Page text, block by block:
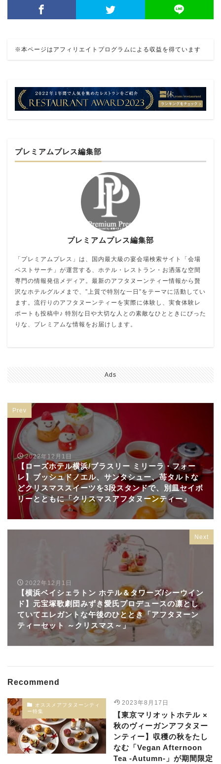
※本ページはアフィリエイトプログラムによる収益を得ています
プレミアムプレス編集部
プレミアムプレス編集部
「プレミアムプレス」は、国内最大級の宴会場検索サイト「会場
ベストサーチ」が運営する、ホテル・レストラン・お洒落な空間
専門の情報発信メディア。最新のアフタヌーンティー情報から贅
沢なホテルグルメまで、”上質で特別な一日”をテーマに活動してい
ます。流行りのアフタヌーンティーを実際に体験し、実食体験レ
ポートも投稿中♪ 特別な日や大切な人との素敵なひとときにぴった
りな、プレミアムな情報をお届けします。
Ads
Prev
2022年12月1日
【ローズホテル横浜/ブラスリー ミリーラ・フォー
レ】ブッシュドノエル、サンタシュー、苺タルトな
どクリスマススイーツを3段スタンドで、別皿セイボ
リーとともに「クリスマスアフタヌーンティー」
Next
2022年12月1日
【横浜ベイシェラトン ホテル＆タワーズ/シーウイン
ド】元宝塚歌劇団みずき愛氏プロデュースの凛とし
ていてエレガントな午後のひととき「アフタヌーン
ティーセット ～クリスマス～」
Recommend
オススメアフタヌーンティ
ー特集
2023年8月17日
【東京マリオットホテル ×
秋のヴィーガンアフタヌー
ンティー】収穫の秋をたし
なむ「Vegan Afternoon
Tea -Autumn-」が期間限定